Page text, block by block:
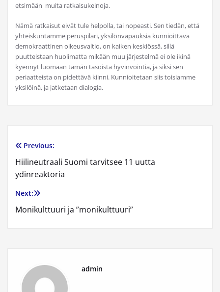
etsimään muita ratkaisukeinoja.
Nämä ratkaisut eivät tule helpolla, tai nopeasti. Sen tiedän, että
yhteiskuntamme peruspilari, yksilönvapauksia kunnioittava
demokraattinen oikeusvaltio, on kaiken keskiössä, sillä
puutteistaan huolimatta mikään muu järjestelmä ei ole ikinä
kyennyt luomaan tämän tasoista hyvinvointia, ja siksi sen
periaatteista on pidettävä kiinni. Kunnioitetaan siis toisiamme
yksilöinä, ja jatketaan dialogia.
Artikkelien
selaus
Previous:
Hiilineutraali Suomi tarvitsee 11 uutta
ydinreaktoria
Next:
Monikulttuuri ja ”monikulttuuri”
admin